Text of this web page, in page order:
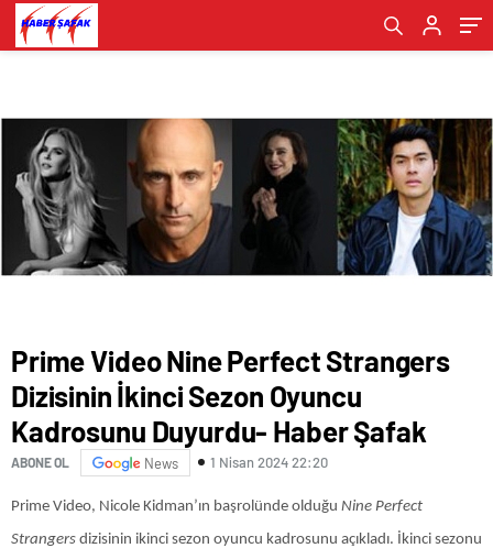
Duyurdu- Haber Şafak
Prime Video Nine Perfect Strangers
Dizisinin İkinci Sezon Oyuncu
Kadrosunu Duyurdu- Haber Şafak
ABONE OL News 1 Nisan 2024 22:20
Prime Video, Nicole Kidman’ın başrolünde olduğu Nine Perfect
Strangers dizisinin ikinci sezon oyuncu kadrosunu açıkladı. İkinci sezonu
Haber Şafak